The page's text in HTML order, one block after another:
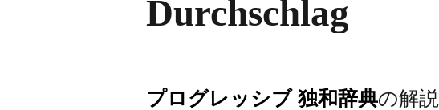
Durchschlag
プログレッシブ 独和辞典の解説